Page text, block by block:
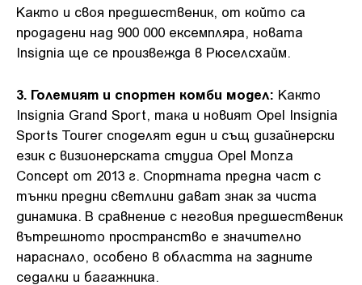
Както и своя предшественик, от който са
продадени над 900 000 ексемпляра, новата
Insignia ще се произвежда в Рюселсхайм.
3. Големият и спортен комби модел: Както
Insignia Grand Sport, така и новият Opel Insignia
Sports Tourer споделят един и същ дизайнерски
език с визионерската студиа Opel Monza
Concept от 2013 г. Спортната предна част с
тънки предни светлини дават знак за чиста
динамика. В сравнение с неговия предшественик
вътрешното пространство е значително
нараснало, особено в областта на задните
седалки и багажника.